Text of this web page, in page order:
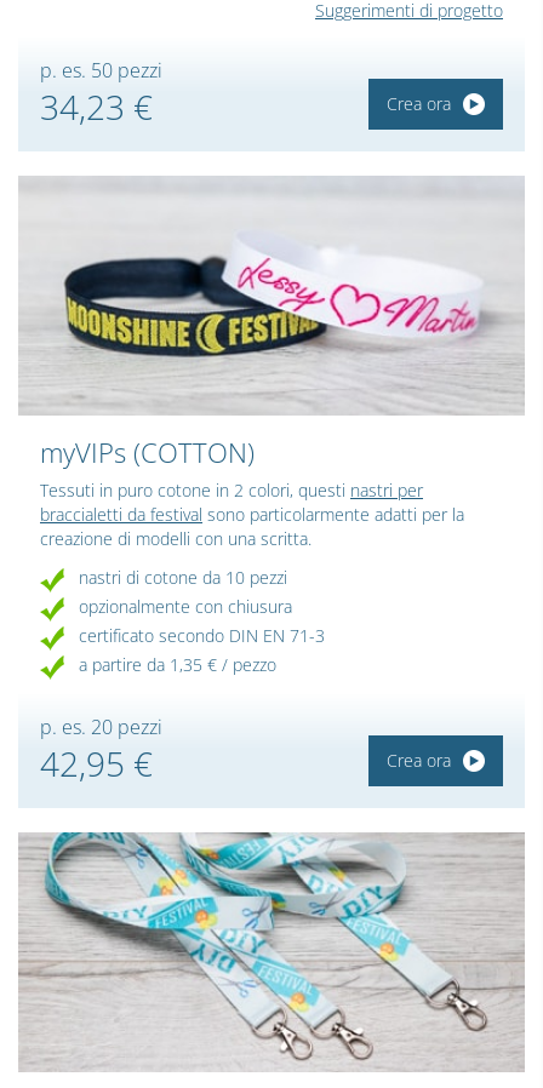
Suggerimenti di progetto
p. es. 50 pezzi
34,23 € Crea ora
myVIPs (COTTON)
Tessuti in puro cotone in 2 colori, questi nastri per
braccialetti da festival sono particolarmente adatti per la
creazione di modelli con una scritta.
nastri di cotone da 10 pezzi
opzionalmente con chiusura
certificato secondo DIN EN 71-3
a partire da 1,35 € / pezzo
p. es. 20 pezzi
42,95 € Crea ora